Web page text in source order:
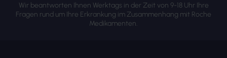
Wir beantworten Ihnen Werktags in der Zeit von 9-18 Uhr Ihre
Fragen rund um Ihre Erkrankung im Zusammenhang mit Roche
Medikamenten.